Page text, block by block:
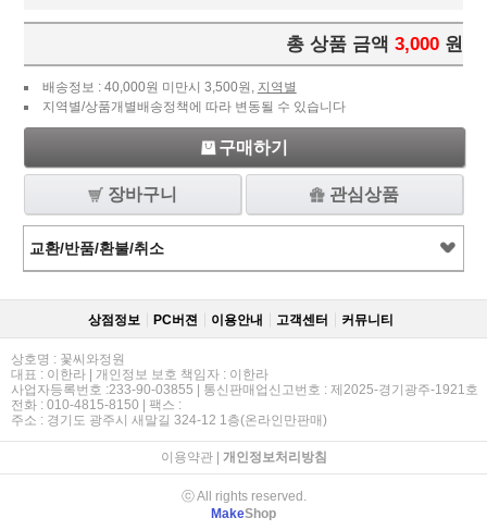
총 상품 금액 3,000 원
배송정보 : 40,000원 미만시 3,500원, 지역별
지역별/상품개별배송정책에 따라 변동될 수 있습니다
구매하기
장바구니 관심상품
교환/반품/환불/취소
상점정보 PC버젼 이용안내 고객센터 커뮤니티
상호명 : 꽃씨와정원
대표 : 이한라 | 개인정보 보호 책임자 : 이한라
사업자등록번호 :233-90-03855 | 통신판매업신고번호 : 제2025-경기광주-1921호
전화 : 010-4815-8150 | 팩스 :
주소 : 경기도 광주시 새말길 324-12 1층(온라인만판매)
이용약관| 개인정보처리방침
ⓒ All rights reserved.
MakeShop